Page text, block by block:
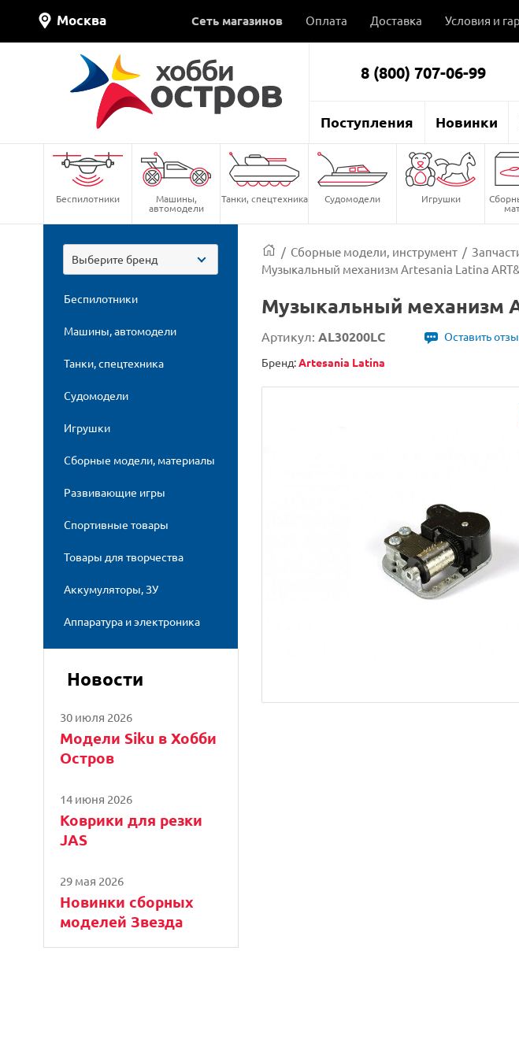
Москва Сеть магазинов Оплата Доставка Условия и
8 (800) 707-06-99
Поступления Новинки
Беспилотники Машины,
автомодели
Танки, спецтехника Судомодели Игрушки
Выберите бренд
Беспилотники
Машины, автомодели
Танки, спецтехника
Судомодели
Игрушки
Сборные модели, материалы
Развивающие игры
Спортивные товары
Товары для творчества
Аккумуляторы, ЗУ
Аппаратура и электроника
Новости
30 июля 2026
Модели Siku в Хобби
Остров
14 июня 2026
Коврики для резки
JAS
29 мая 2026
Новинки сборных
моделей Звезда
/ Сборные модели, инструмент /
Музыкальный механизм Artesania Latina
Музыкальный механизм
Артикул: AL30200LC
Оставить
Бренд:Artesania Latina